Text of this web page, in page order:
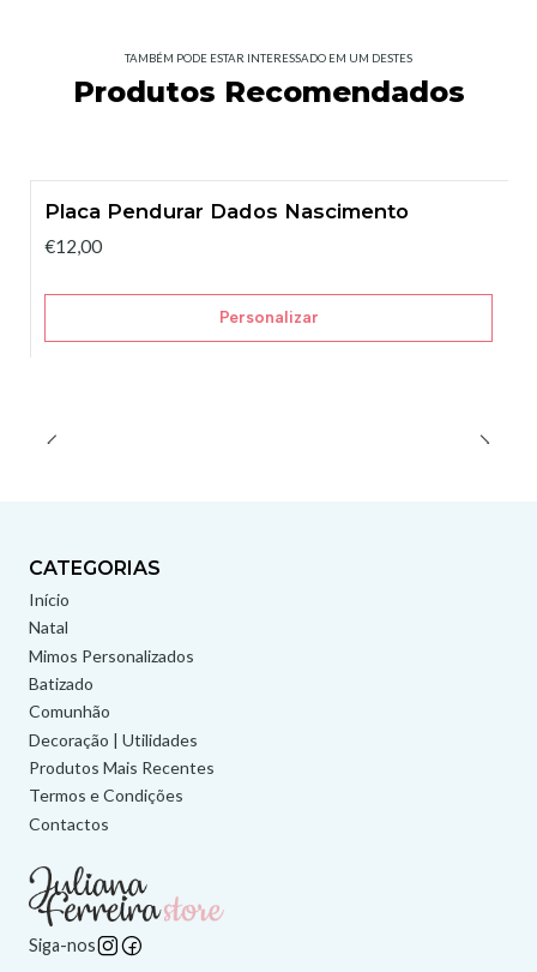
TAMBÉM PODE ESTAR INTERESSADO EM UM DESTES
Produtos Recomendados
Placa Pendurar Dados Nascimento
€12,00
Personalizar
CATEGORIAS
Início
Natal
Mimos Personalizados
Batizado
Comunhão
Decoração | Utilidades
Produtos Mais Recentes
Termos e Condições
Contactos
Siga-nos